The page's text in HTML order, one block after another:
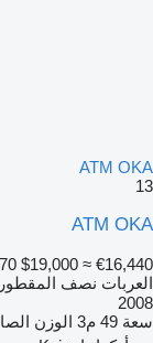
ATM OKA
13
ATM OKA
$19,000 ≈ €16,440
العربات نصف
2008
سعة 49 م3 الوزن